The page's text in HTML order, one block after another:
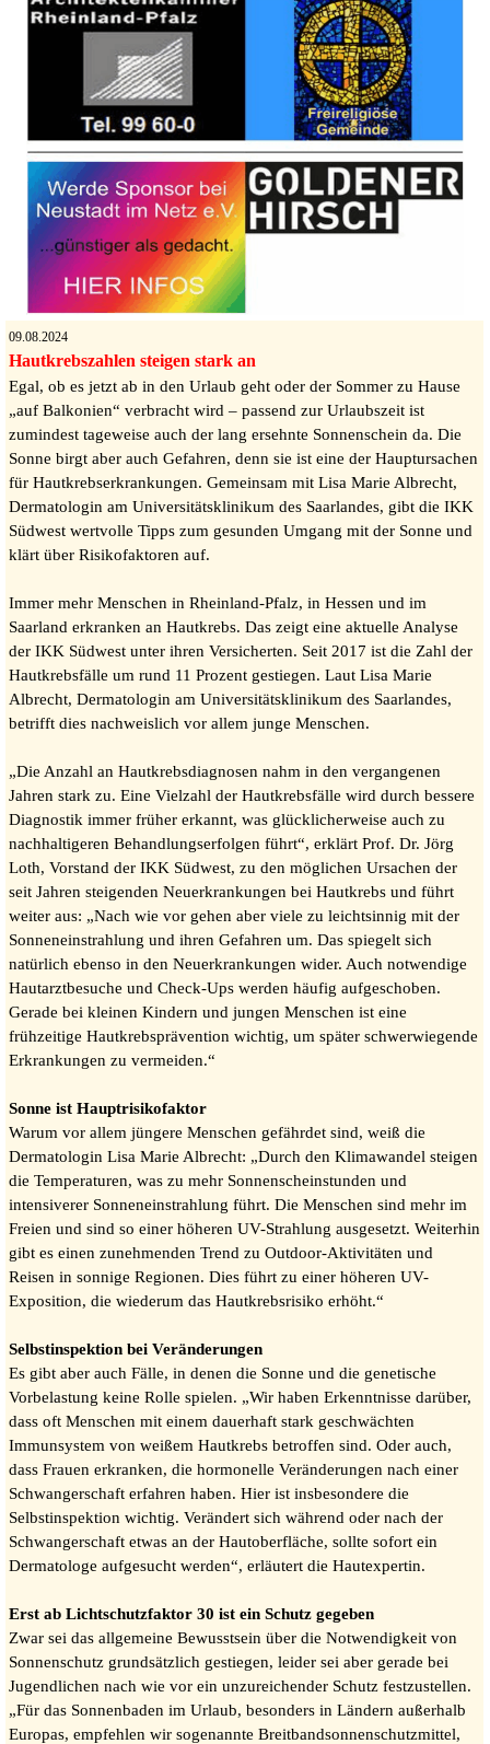
09.08.2024
Hautkrebszahlen steigen stark an
Egal, ob es jetzt ab in den Urlaub geht oder der Sommer zu Hause
„auf Balkonien“ verbracht wird – passend zur Urlaubszeit ist
zumindest tageweise auch der lang ersehnte Sonnenschein da. Die
Sonne birgt aber auch Gefahren, denn sie ist eine der Hauptursachen
für Hautkrebserkrankungen. Gemeinsam mit Lisa Marie Albrecht,
Dermatologin am Universitätsklinikum des Saarlandes, gibt die IKK
Südwest wertvolle Tipps zum gesunden Umgang mit der Sonne und
klärt über Risikofaktoren auf.
Immer mehr Menschen in Rheinland-Pfalz, in Hessen und im
Saarland erkranken an Hautkrebs. Das zeigt eine aktuelle Analyse
der IKK Südwest unter ihren Versicherten. Seit 2017 ist die Zahl der
Hautkrebsfälle um rund 11 Prozent gestiegen. Laut Lisa Marie
Albrecht, Dermatologin am Universitätsklinikum des Saarlandes,
betrifft dies nachweislich vor allem junge Menschen.
„Die Anzahl an Hautkrebsdiagnosen nahm in den vergangenen
Jahren stark zu. Eine Vielzahl der Hautkrebsfälle wird durch bessere
Diagnostik immer früher erkannt, was glücklicherweise auch zu
nachhaltigeren Behandlungserfolgen führt“, erklärt Prof. Dr. Jörg
Loth, Vorstand der IKK Südwest, zu den möglichen Ursachen der
seit Jahren steigenden Neuerkrankungen bei Hautkrebs und führt
weiter aus: „Nach wie vor gehen aber viele zu leichtsinnig mit der
Sonneneinstrahlung und ihren Gefahren um. Das spiegelt sich
natürlich ebenso in den Neuerkrankungen wider. Auch notwendige
Hautarztbesuche und Check-Ups werden häufig aufgeschoben.
Gerade bei kleinen Kindern und jungen Menschen ist eine
frühzeitige Hautkrebsprävention wichtig, um später schwerwiegende
Erkrankungen zu vermeiden.“
Sonne ist Hauptrisikofaktor
Warum vor allem jüngere Menschen gefährdet sind, weiß die
Dermatologin Lisa Marie Albrecht: „Durch den Klimawandel steigen
die Temperaturen, was zu mehr Sonnenscheinstunden und
intensiverer Sonneneinstrahlung führt. Die Menschen sind mehr im
Freien und sind so einer höheren UV-Strahlung ausgesetzt. Weiterhin
gibt es einen zunehmenden Trend zu Outdoor-Aktivitäten und
Reisen in sonnige Regionen. Dies führt zu einer höheren UV-
Exposition, die wiederum das Hautkrebsrisiko erhöht.“
Selbstinspektion bei Veränderungen
Es gibt aber auch Fälle, in denen die Sonne und die genetische
Vorbelastung keine Rolle spielen. „Wir haben Erkenntnisse darüber,
dass oft Menschen mit einem dauerhaft stark geschwächten
Immunsystem von weißem Hautkrebs betroffen sind. Oder auch,
dass Frauen erkranken, die hormonelle Veränderungen nach einer
Schwangerschaft erfahren haben. Hier ist insbesondere die
Selbstinspektion wichtig. Verändert sich während oder nach der
Schwangerschaft etwas an der Hautoberfläche, sollte sofort ein
Dermatologe aufgesucht werden“, erläutert die Hautexpertin.
Erst ab Lichtschutzfaktor 30 ist ein Schutz gegeben
Zwar sei das allgemeine Bewusstsein über die Notwendigkeit von
Sonnenschutz grundsätzlich gestiegen, leider sei aber gerade bei
Jugendlichen nach wie vor ein unzureichender Schutz festzustellen.
„Für das Sonnenbaden im Urlaub, besonders in Ländern außerhalb
Europas, empfehlen wir sogenannte Breitbandsonnenschutzmittel,